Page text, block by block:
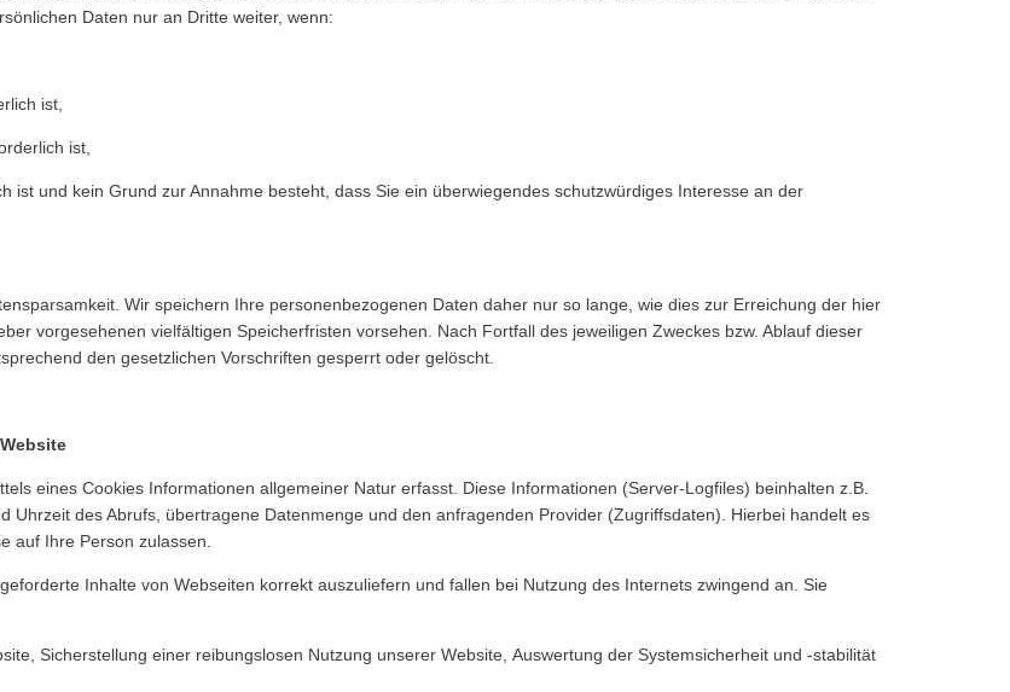
Daten nur an Dritte weiter, wenn:
ist,
ist,
ist und kein Grund zur Annahme besteht, dass Sie ein überwiegendes schutzwürdiges Interesse an der
Wir speichern Ihre personenbezogenen Daten daher nur so lange, wie dies zur Erreichung der hier
vorgesehenen vielfältigen Speicherfristen vorsehen. Nach Fortfall des jeweiligen Zweckes bzw. Ablauf dieser
den gesetzlichen Vorschriften gesperrt oder gelöscht.
eines Cookies Informationen allgemeiner Natur erfasst. Diese Informationen (Server-Logfiles) beinhalten z.B.
Uhrzeit des Abrufs, übertragene Datenmenge und den anfragenden Provider (Zugriffsdaten). Hierbei handelt es
auf Ihre Person zulassen.
Inhalte von Webseiten korrekt auszuliefern und fallen bei Nutzung des Internets zwingend an. Sie
Sicherstellung einer reibungslosen Nutzung unserer Website, Auswertung der Systemsicherheit und -stabilität